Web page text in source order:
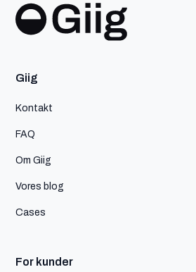
Giig
Kontakt
FAQ
Om Giig
Vores blog
Cases
For kunder